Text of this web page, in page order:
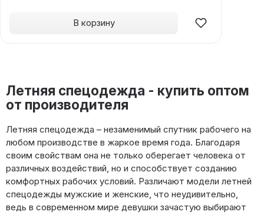
В корзину
Летняя спецодежда - купить оптом
от производителя
Летняя спецодежда – незаменимый спутник рабочего на
любом производстве в жаркое время года. Благодаря
своим свойствам она не только оберегает человека от
различных воздействий, но и способствует созданию
комфортных рабочих условий. Различают модели летней
спецодежды мужские и женские, что неудивительно,
ведь в современном мире девушки зачастую выбирают